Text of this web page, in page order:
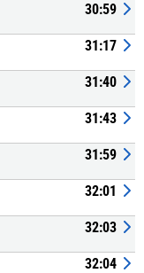
30:59
31:17
31:40
31:43
31:59
32:01
32:03
32:04